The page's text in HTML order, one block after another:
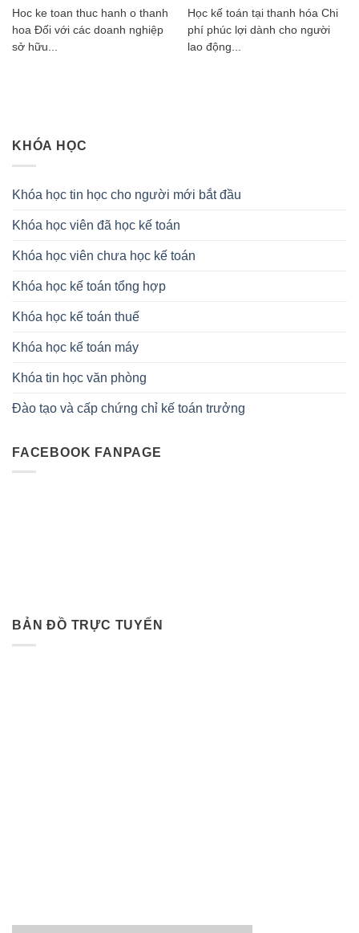
Hoc ke toan thuc hanh o thanh
hoa Đối với các doanh nghiệp
sở hữu...
Học kế toán tại thanh hóa Chi
phí phúc lợi dành cho người
lao động...
KHÓA HỌC
Khóa học tin học cho người mới bắt đầu
Khóa học viên đã học kế toán
Khóa học viên chưa học kế toán
Khóa học kế toán tổng hợp
Khóa học kế toán thuế
Khóa học kế toán máy
Khóa tin học văn phòng
Đào tạo và cấp chứng chỉ kế toán trưởng
FACEBOOK FANPAGE
BẢN ĐỒ TRỰC TUYẾN